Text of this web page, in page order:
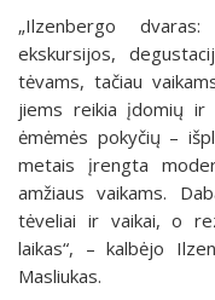
„Ilzenbergo
ekskursijos,
tėvams, tačiau
jiems reikia įdomių ir
ėmėmės pokyčių –
metais įrengta
amžiaus vaikams.
tėveliai ir vaikai, o
laikas“, – kalbėjo
Masliukas.